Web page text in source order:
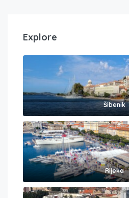
Explore
Šibenik
Rijeka